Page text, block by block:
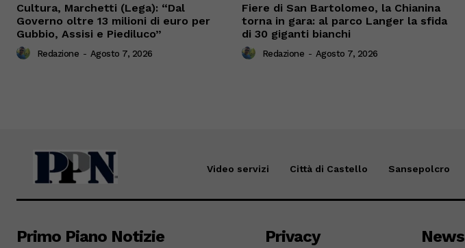
Cultura, Marchetti (Lega): “Dal
Governo oltre 13 milioni di euro per
Gubbio, Assisi e Piediluco”
Redazione - Agosto 7, 2026
Fiere di San Bartolomeo, la Chianina
torna in gara: al parco Langer la sfida
di 30 giganti bianchi
Redazione - Agosto 7, 2026
Video servizi Città di Castello Sansepolcro
Primo Piano Notizie Privacy News